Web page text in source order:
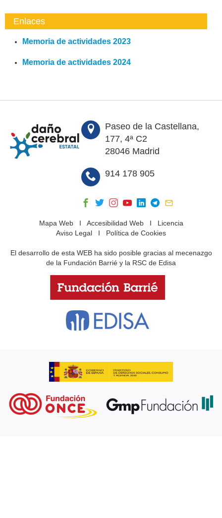
Enlaces
Memoria de actividades 2023
Memoria de actividades 2024
Paseo de la Castellana,
177, 4ª C2
28046 Madrid
914 178 905
Mapa WebI Accesibilidad WebI Licencia
Aviso Legal I Política de Cookies
El desarrollo de esta WEB ha sido posible gracias al mecenazgo
de la Fundación Barrié y la RSC de Edisa